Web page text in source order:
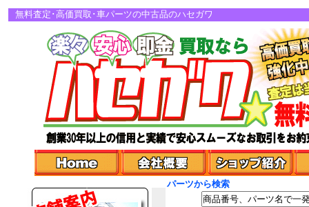
無料査定･高価買取･車パーツの中古品のハセガワ
パーツから検索